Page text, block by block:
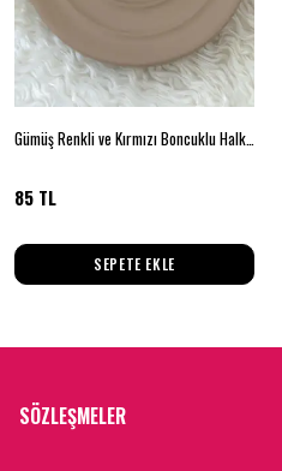
Gümüş Renkli ve Kırmızı Boncuklu Halka Çelik Küpe
85 TL
SEPETE EKLE
SÖZLEŞMELER